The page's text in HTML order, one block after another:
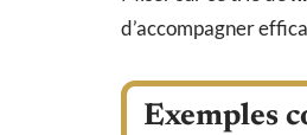
d’accompagner
Exemples